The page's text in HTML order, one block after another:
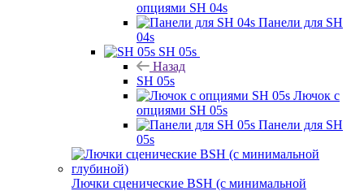
опциями SH 04s
Панели для SH
04s
SH 05s
Назад
SH 05s
Лючок с
опциями SH 05s
Панели для SH
05s
Лючки сценические BSH (с минимальной